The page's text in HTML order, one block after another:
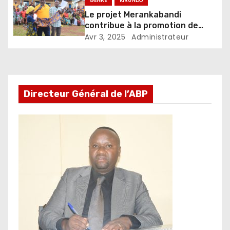
Le projet Merankabandi
contribue à la promotion de
l’autonomisation de la femme
Avr 3, 2025 Administrateur
Directeur Général de l’ABP